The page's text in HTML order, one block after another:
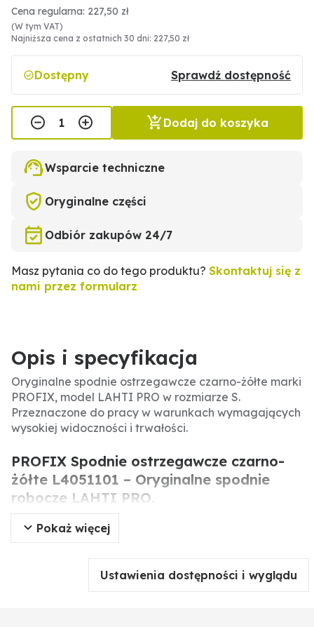
Cena regularna: 227,50 zł
(W tym VAT)
Najniższa cena z ostatnich 30 dni: 227,50 zł
Dostępny Sprawdź dostępność
Dodaj do koszyka
Wsparcie techniczne
Oryginalne części
Odbiór zakupów 24/7
Masz pytania co do tego produktu? Skontaktuj się z
nami przez formularz
Opis i specyfikacja
Oryginalne spodnie ostrzegawcze czarno-żółte marki
PROFIX, model LAHTI PRO w rozmiarze S.
Przeznaczone do pracy w warunkach wymagających
wysokiej widoczności i trwałości.
PROFIX Spodnie ostrzegawcze czarno-
żółte L4051101 – Oryginalne spodnie
robocze LAHTI PRO.
Oryginalne spodnie ostrzegawcze czarno-żółte marki
PROFIX to profesjonalna odzież robocza
zapewniająca widoczność i bezpieczeństwo. Model
LAHTI PRO w rozmiarze S wykonany jest z
wytrzymałych materiałów, idealny do prac
Pokaż więcej
Ustawienia dostępności i wyglądu